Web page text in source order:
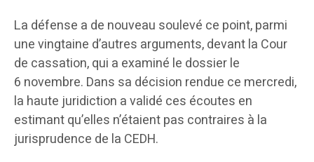
La défense a de nouveau soulevé ce point, parmi
une vingtaine d’autres arguments, devant la Cour
de cassation, qui a examiné le dossier le
6 novembre. Dans sa décision rendue ce mercredi,
la haute juridiction a validé ces écoutes en
estimant qu’elles n’étaient pas contraires à la
jurisprudence de la CEDH.